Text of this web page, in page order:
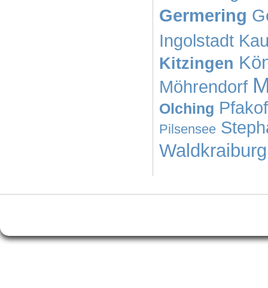
Germering
Ingolstadt
Kitzingen
Möhrendorf
Olching
Pilsensee
Waldkraiburg